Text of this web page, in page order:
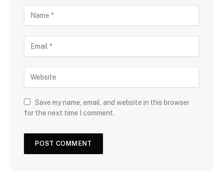
Save my name, email, and website in this browser
for the next time I comment.